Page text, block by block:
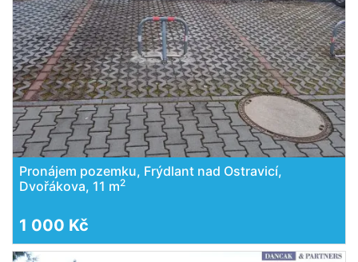
Pronájem pozemku, Frýdlant nad Ostravicí,
Dvořákova, 11 m2
1 000 Kč